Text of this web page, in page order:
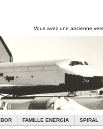
Vous avez une ancienne
BOR FAMILLE ENERGIA SPIRAL